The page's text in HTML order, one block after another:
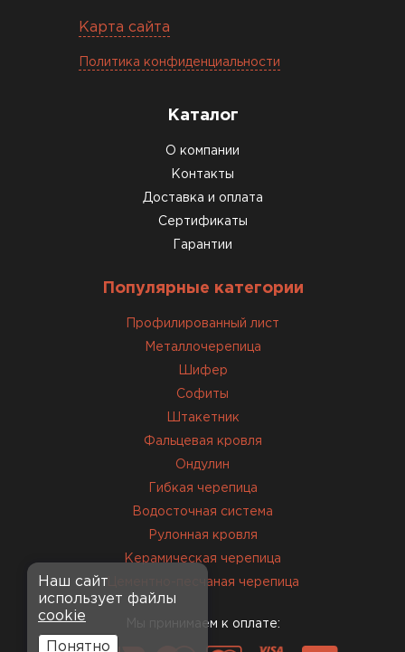
Карта сайта
Политика конфиденциальности
Каталог
О компании
Контакты
Доставка и оплата
Сертификаты
Гарантии
Популярные категории
Профилированный лист
Металлочерепица
Шифер
Софиты
Штакетник
Фальцевая кровля
Ондулин
Гибкая черепица
Водосточная система
Рулонная кровля
Керамическая черепица
Цементно-песчаная черепица
Мы принимаем к оплате:
ПЕРЕЙТИ
Наш сайт
использует файлы
cookie
Понятно